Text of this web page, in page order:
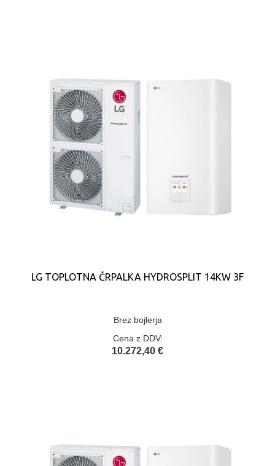
LG TOPLOTNA ČRPALKA HYDROSPLIT 14KW 3F
Brez bojlerja
Cena z DDV:
10.272,40 €